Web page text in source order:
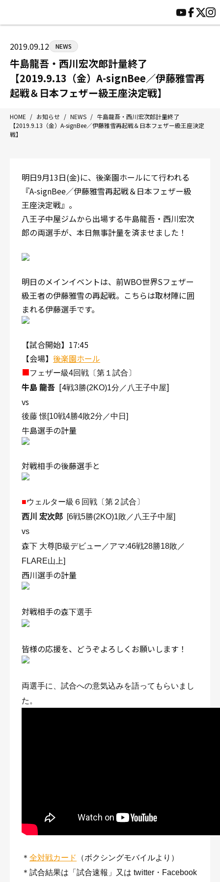
Tel/Fax：042-622-7222
営業時間：月〜土 14:00〜22:00 / 日・祝 14:00〜19:00
HOME
ジムについて
トレーニング
アマ・スパー各大会・キッズ
選手・スタッフ
見学・1日体験
法人会員について
施設紹介
会員様の声
よくあるご質問
お知らせ
お問い合わせ
2019.09.12 NEWS
牛島龍吾・西川宏次郎計量終了
【2019.9.13（金）A-signBee／伊藤雅雪再
起戦＆日本フェザー級王座決定戦】
HOME / お知らせ / NEWS / 牛島龍吾・西川宏次郎計量終了
【2019.9.13（金）A-signBee／伊藤雅雪再起戦＆日本フェザー級王座決定
戦】
明日9月13日(金)に、後楽園ホールにて行われる
『A-signBee／伊藤雅雪再起戦＆日本フェザー級
王座決定戦』。
八王子中屋ジムから出場する牛島龍吾・西川宏次
郎の両選手が、本日無事計量を済ませました！
明日のメインイベントは、前WBO世界Sフェザー
級王者の伊藤雅雪の再起戦。こちらは取材陣に囲
まれる伊藤選手です。
【試合開始】17:45
【会場】 後楽園ホール
■フェザー級4回戦〔第１試合〕
牛島 龍吾 [4戦3勝(2KO)1分／八王子中屋]
vs
後藤 憬[10戦4勝4敗2分／中日]
牛島選手の計量
対戦相手の後藤選手と
■ウェルター級６回戦〔第２試合〕
西川 宏次郎 [6戦5勝(2KO)1敗／八王子中屋]
vs
森下 大尊[B級デビュー／アマ:46戦28勝18敗／
FLARE山上]
西川選手の計量
対戦相手の森下選手
皆様の応援を、どうぞよろしくお願いします！
両選手に、試合への意気込みを語ってもらいまし
た。
＊ 全対戦カード
（ボクシングモバイルより）
＊試合結果は「試合速報」又は twitter・Facebook